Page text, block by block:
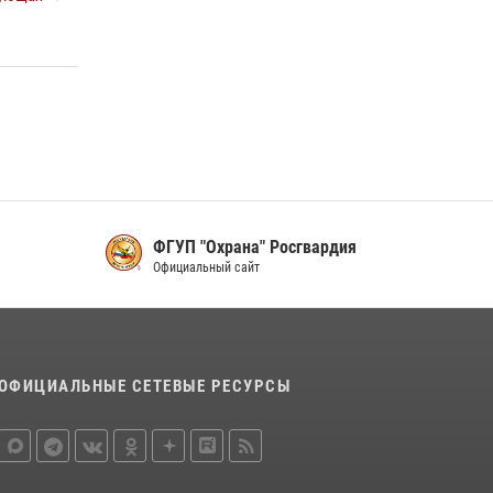
ФГУП "Охрана" Росгвардия
Официальный сайт
СЕТЕВЫЕ РЕСУРСЫ